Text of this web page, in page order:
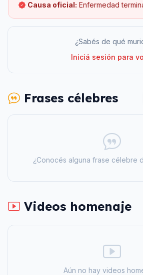
Causa oficial: Enfermedad
¿Sabés de qué
Iniciá sesión para
Frases célebres
¿Conocés alguna frase célebre
Videos homenaje
Aún no hay videos